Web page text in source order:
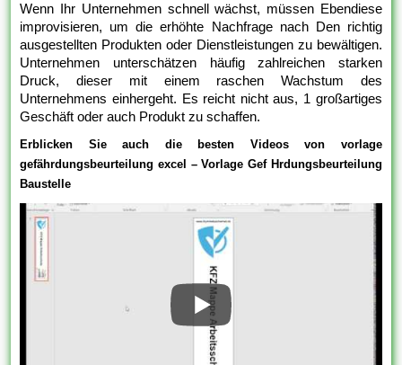
Wenn Ihr Unternehmen schnell wächst, müssen Ebendiese
improvisieren, um die erhöhte Nachfrage nach Den richtig
ausgestellten Produkten oder Dienstleistungen zu bewältigen.
Unternehmen unterschätzen häufig zahlreichen starken
Druck, dieser mit einem raschen Wachstum des
Unternehmens einhergeht. Es reicht nicht aus, 1 großartiges
Geschäft oder auch Produkt zu schaffen.
Erblicken Sie auch die besten Videos von vorlage
gefährdungsbeurteilung excel – Vorlage Gef Hrdungsbeurteilung
Baustelle